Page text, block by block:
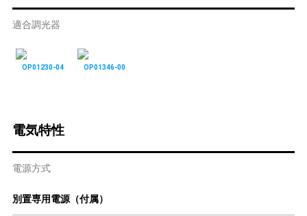
適合調光器
OP01230-04 OP01346-00
電気特性
電源方式
別置専用電源（付属）